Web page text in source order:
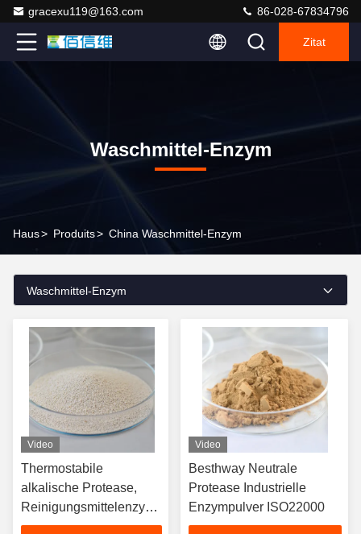
gracexu119@163.com 86-028-67834796
Zitat
Waschmittel-Enzym
Haus> Produits> China Waschmittel-Enzym
Waschmittel-Enzym
Video
Thermostabile
alkalische Protease,
Reinigungsmittelenzym,
200000-300000U/G
Video
Besthway Neutrale
Protease Industrielle
Enzympulver ISO22000